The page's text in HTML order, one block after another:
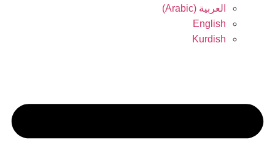
العربية (
Arabic
)
English
Kurdish